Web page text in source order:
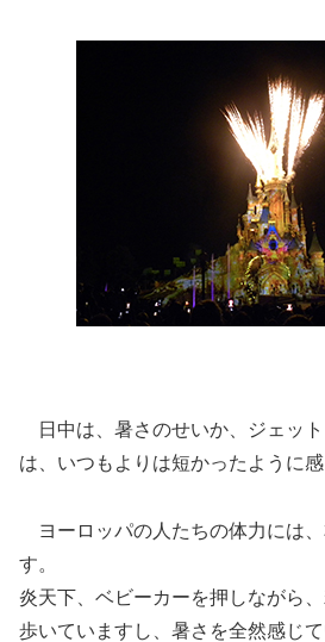
日中は、暑さのせいか、ジェッ
は、いつもよりは短かったように感
ヨーロッパの人たちの体力には
す。
炎天下、ベビーカーを押しながら
歩いていますし、暑さを全然感じ